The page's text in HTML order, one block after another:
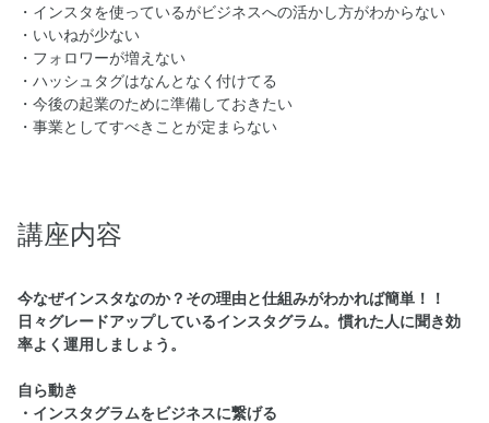
・インスタを使っているがビジネスへの活かし方がわからない
・いいねが少ない
・フォロワーが増えない
・ハッシュタグはなんとなく付けてる
・今後の起業のために準備しておきたい
・事業としてすべきことが定まらない
講座内容
今なぜインスタなのか？その理由と仕組みがわかれば簡単！！
日々グレードアップしているインスタグラム。慣れた人に聞き効
率よく運用しましょう。
自ら動き
・インスタグラムをビジネスに繋げる